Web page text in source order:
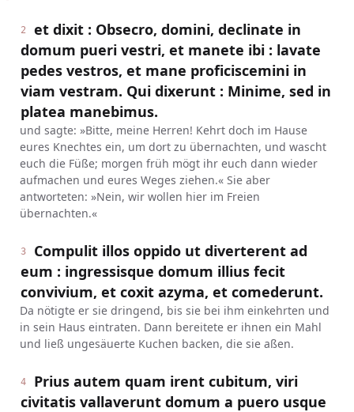
2
et dixit : Obsecro, domini, declinate in
domum pueri vestri, et manete ibi : lavate
pedes vestros, et mane proficiscemini in
viam vestram. Qui dixerunt : Minime, sed in
platea manebimus.
und sagte: »Bitte, meine Herren! Kehrt doch im Hause
eures Knechtes ein, um dort zu übernachten, und wascht
euch die Füße; morgen früh mögt ihr euch dann wieder
aufmachen und eures Weges ziehen.« Sie aber
antworteten: »Nein, wir wollen hier im Freien
übernachten.«
3
Compulit illos oppido ut diverterent ad
eum : ingressisque domum illius fecit
convivium, et coxit azyma, et comederunt.
Da nötigte er sie dringend, bis sie bei ihm einkehrten und
in sein Haus eintraten. Dann bereitete er ihnen ein Mahl
und ließ ungesäuerte Kuchen backen, die sie aßen.
4
Prius autem quam irent cubitum, viri
civitatis vallaverunt domum a puero usque